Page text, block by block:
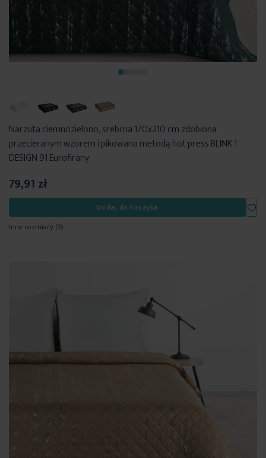
Narzuta ciemnozielono, srebrna 170x210 cm zdobiona
przecieranym wzorem i pikowana metodą hot press BLINK 1
DESIGN 91 Eurofirany
79,91 zł
Dodaj do koszyka
Inne rozmiary(3)